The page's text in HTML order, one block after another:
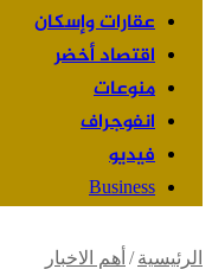
عقارات وإسكان
اقتصاد أخضر
منوعات
انفوجراف
فيديو
Business
الرئيسية / أهم الاخبار